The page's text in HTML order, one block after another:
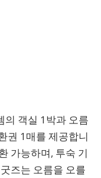
의 객실 1박과 오름
권 1매를 제공합니
가능하며, 투숙 기
즈는 오름을 오를